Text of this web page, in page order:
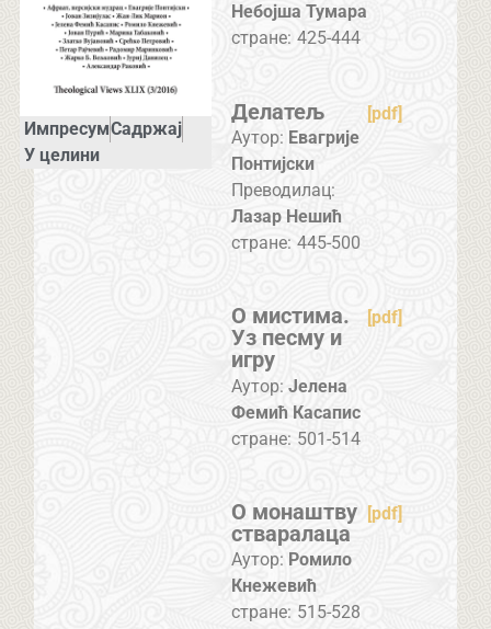
ИмпресумСадржај
У целини
Небојша Тумара
стране: 425-444
Делатељ
[pdf]
Аутор: Евагрије
Понтиjски
Преводилац:
Лазар Нешић
стране: 445-500
О мистима.
Уз песму и
игру
[pdf]
Аутор: Јелена
Фемић Касапис
стране: 501-514
О монаштву
стваралаца
[pdf]
Аутор: Ромило
Кнежевић
стране: 515-528